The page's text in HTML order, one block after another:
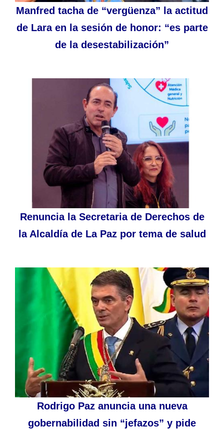
Manfred tacha de “vergüenza” la actitud
de Lara en la sesión de honor: “es parte
de la desestabilización”
Renuncia la Secretaria de Derechos de
la Alcaldía de La Paz por tema de salud
Rodrigo Paz anuncia una nueva
gobernabilidad sin “jefazos” y pide